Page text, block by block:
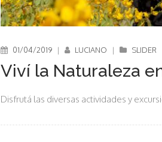
01/04/2019 | LUCIANO | SLIDER
Viví la Naturaleza
Disfrutá las diversas actividades y